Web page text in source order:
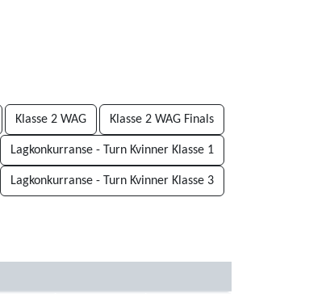
Klasse 2 WAG Klasse 2 WAG Finals
Lagkonkurranse - Turn Kvinner Klasse 1
Lagkonkurranse - Turn Kvinner Klasse 3